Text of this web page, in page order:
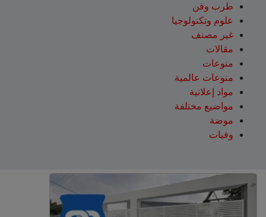
طرب وفن
علوم وتكنولوجيا
غير مصنف
مقالات
منوعات
منوعات عالمية
مواد إعلانية
مواضيع مختلفة
موضة
وفيات